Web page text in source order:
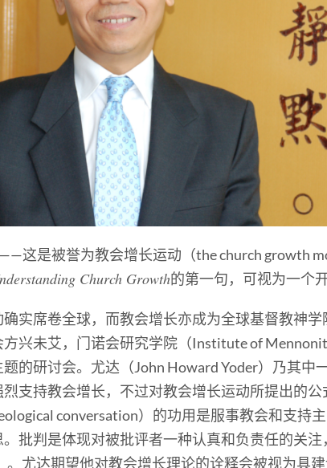
——这是被誉为教会增长运动（the church growth
Church Growth的第一句，可视为一个
实席卷全球，而教会增长亦成为全球基督教神
兴未艾，门诺会研究学院（Institute of
的研讨会。尤达（John Howard Yoder）乃其中
支持教会增长，不过对教会增长运动所提出的
conversation）的功用是服事教会和支持
批判是体现对被批评者一种认真和负责任的关
尤达期望他对教会增长理论的诠释会被视为具建